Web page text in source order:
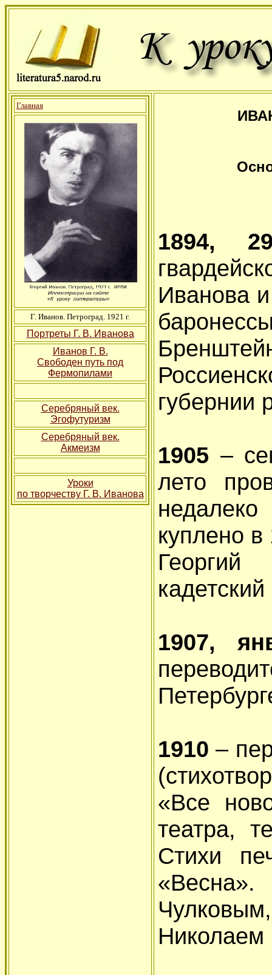
Главная
Г. Иванов. Петроград. 1921 г.
Портреты Г. В. Иванова
Иванов Г. В.
Свободен путь под
Фермопилами
Серебряный век.
Эгофутуризм
Серебряный век.
Акмеизм
Уроки
по творчеству Г. В. Иванова
1894,
Иванова
губернии
1905 –
лето
куплено в
Георгий
1907,
1910–
«Все
театра,
Стихи